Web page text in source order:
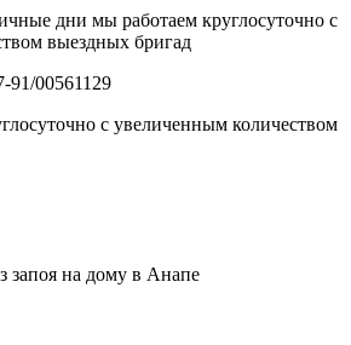
дни мы работаем круглосуточно с
выездных бригад
91/00561129
с увеличенным количеством
запоя на дому в Анапе